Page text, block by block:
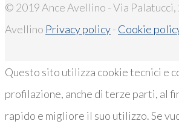
© 2019 Ance Avellino - Via Palatucci,
Avellino Privacy policy- Cookie
Questo sito utilizza cookie tecnici e
profilazione, anche di terze parti, al
rapido e migliore il suo utilizzo. Se